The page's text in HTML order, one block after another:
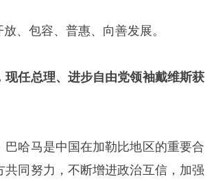
、包容、普惠、向善发展。
任总理、进步自由党领袖戴维斯获
哈马是中国在加勒比地区的重要合
同努力，不断增进政治互信，加强